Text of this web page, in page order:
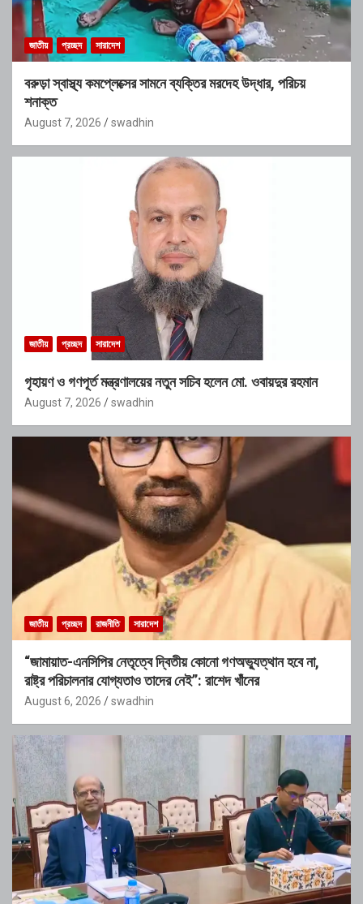
জাতীয় প্রচ্ছদ সারাদেশ
বরুড়া স্বাস্থ্য কমপ্লেক্সের সামনে ব্যক্তির মরদেহ উদ্ধার, পরিচয়
শনাক্ত
August 7, 2026 swadhin
জাতীয় প্রচ্ছদ সারাদেশ
গৃহায়ণ ও গণপূর্ত মন্ত্রণালয়ের নতুন সচিব হলেন মো. ওবায়দুর রহমান
August 7, 2026 swadhin
জাতীয় প্রচ্ছদ রাজনীতি সারাদেশ
“জামায়াত-এনসিপির নেতৃত্বে দ্বিতীয় কোনো গণঅভ্যুত্থান হবে না,
রাষ্ট্র পরিচালনার যোগ্যতাও তাদের নেই”: রাশেদ খাঁনের
August 6, 2026 swadhin